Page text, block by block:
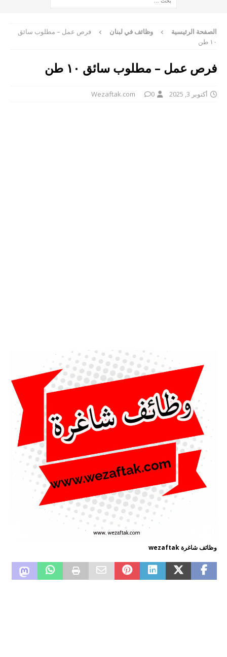
الصفحة الرئيسية وظائف في لبنان
فرص عمل – مطلوب سائق
١٠ طن
فرص عمل – مطلوب سائق ١٠ طن
أكتوبر 3, 2025 Wezaftak.com 0
وظائف شاغرة wezaftak